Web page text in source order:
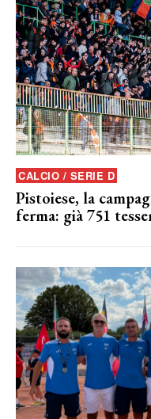
CALCIO / SERIE D
Pistoiese, la
ferma: già 751